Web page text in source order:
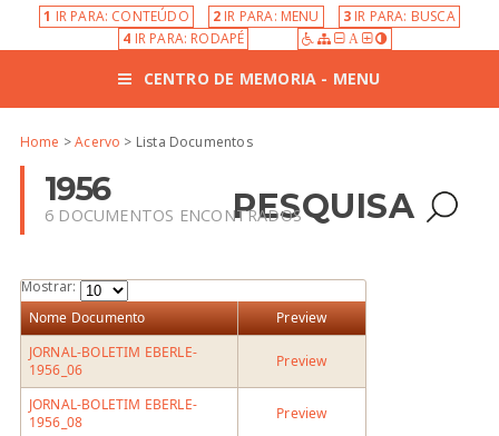
1 IR PARA: CONTEÚDO 2 IR PARA: MENU 3 IR PARA: BUSCA
4 IR PARA: RODAPÉ A
CENTRO DE MEMORIA - MENU
Home >Acervo > Lista Documentos
1956
6 DOCUMENTOS ENCONTRADOSPESQUISA
Mostrar:
Nome Documento
Preview
JORNAL-BOLETIM EBERLE-
1956_06
Preview
JORNAL-BOLETIM EBERLE-
1956_08
Preview